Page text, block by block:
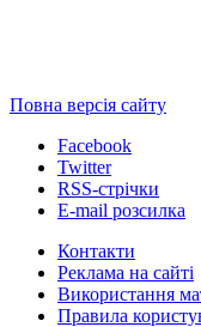
Повна версія сайту
Facebook
Twitter
RSS-стрічки
E-mail розсилка
Контакти
Реклама на сайті
Використання
Правила